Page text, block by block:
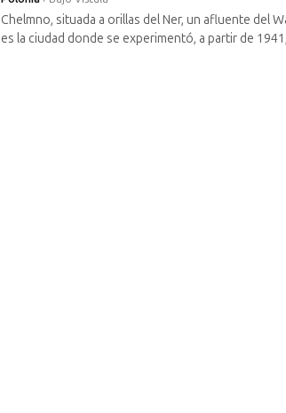
Chelmno, situada a orillas del Ner, un afluente del
es la ciudad donde se experimentó, a partir de